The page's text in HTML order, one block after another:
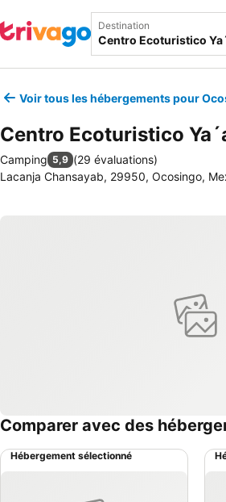
Destination
Voir tous les hébergements pour
Centro Ecoturistico
Camping 5,9 (29 évaluations)
Lacanja Chansayab, 29950, Ocosingo,
Comparer avec des
Hébergement sélectionné